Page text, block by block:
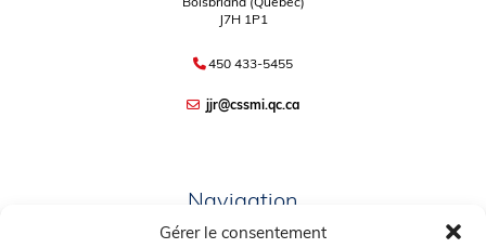
Gérer le consentement
J7H 1P1
450 433-5455
jjr@cssmi.qc.ca
Navigation